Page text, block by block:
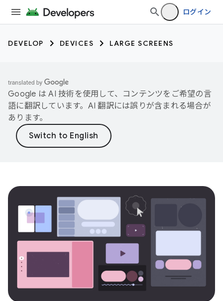
ログイン
DEVELOP DEVICES LARGE SCREENS
Google は AI 技術を使用して、コンテンツをご希望の言
語に翻訳しています。AI 翻訳には誤りが含まれる場合が
あります。